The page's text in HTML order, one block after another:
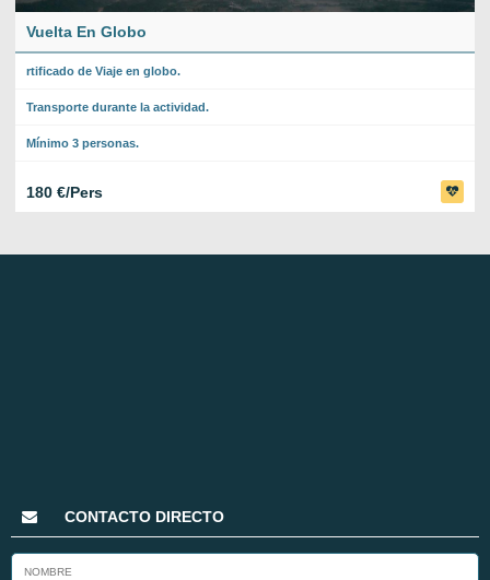
Vuelta En Globo
rtificado de Viaje en globo.
Transporte durante la actividad.
Mínimo 3 personas.
180 €/Pers
CONTACTO DIRECTO